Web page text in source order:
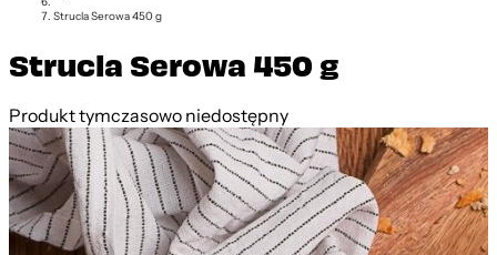
Strucla Serowa 450 g
Strucla Serowa 450 g
Produkt tymczasowo niedostępny